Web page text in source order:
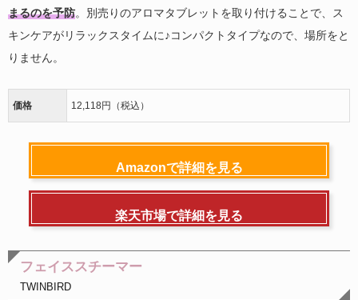
まるのを予防。別売りのアロマタブレットを取り付けることで、ス
キンケアがリラックスタイムに♪コンパクトタイプなので、場所をと
りません。
価格 12,118円（税込）
Amazonで詳細を見る
楽天市場で詳細を見る
フェイススチーマー
TWINBIRD